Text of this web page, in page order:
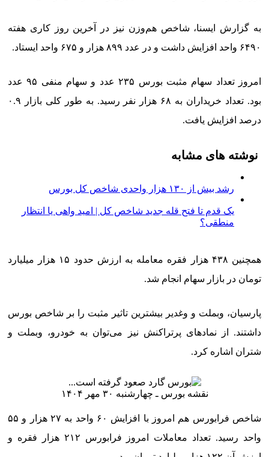
به گزارش ایسنا، شاخص هم‌وزن نیز در آخرین روز کاری هفته
۶۴۹۰ واحد افزایش داشت و در عدد ۸۹۹ هزار و ۶۷۵ واحد ایستاد.
امروز تعداد سهام مثبت بورس ۲۳۵ عدد و سهام منفی ۹۵ عدد
بود. تعداد خریداران به ۶۸ هزار نفر رسید. به طور کلی بازار ۰.۹
درصد افزایش یافت.
نوشته های مشابه
رشد بیش از ۱۳۰ هزار واحدی شاخص کل بورس
یک قدم تا فتح قله جدید شاخص کل | امید واهی یا انتظار
منطقی؟
همچنین ۴۳۸ هزار فقره معامله به ارزش حدود ۱۵ هزار میلیارد
تومان در بازار سهام انجام شد.
پارسیان، وبملت و وغدیر بیشترین تاثیر مثبت را بر شاخص بورس
داشتند. از نمادهای پرتراکنش نیز می‌توان به خودرو، وبملت و
شتران اشاره کرد.
نقشه بورس ـ چهارشنبه ۳۰ مهر ۱۴۰۴
شاخص فرابورس هم امروز با افزایش ۶۰ واحد به ۲۷ هزار و ۵۵
واحد رسید. تعداد معاملات امروز فرابورس ۲۱۲ هزار فقره و